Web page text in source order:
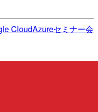
CloudAzureセミナー会